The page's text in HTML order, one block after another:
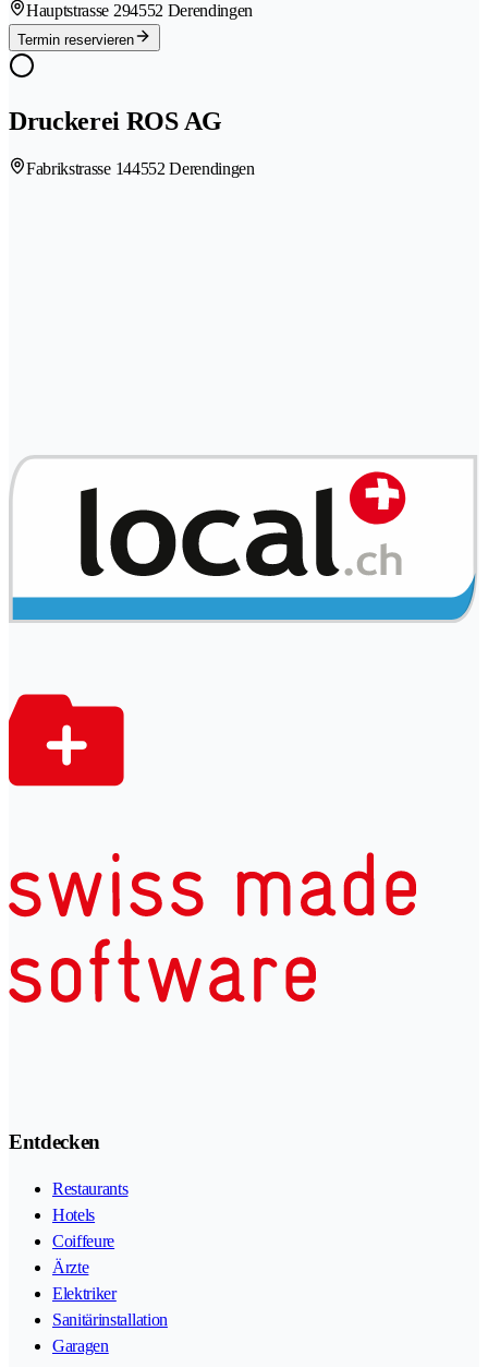
Hauptstrasse 294552 Derendingen
Termin reservieren
Druckerei ROS AG
Fabrikstrasse 144552 Derendingen
Entdecken
Restaurants
Hotels
Coiffeure
Ärzte
Elektriker
Sanitärinstallation
Garagen